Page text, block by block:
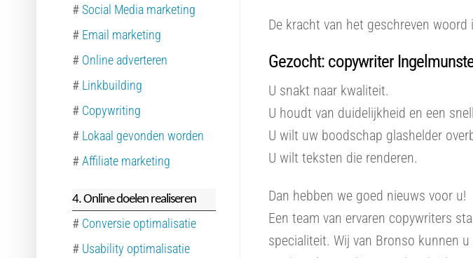
De kracht van het geschreven
Gezocht: copywriter
U snakt naar kwaliteit.
U houdt van duidelijkheid en een
U wilt uw boodschap glashelder
U wilt teksten die renderen.
Dan hebben we goed nieuws voor u!
Een team van ervaren copywriters
specialiteit. Wij van Bronso kunnen
#Social Media marketing
# Email marketing
# Online adverteren
# Linkbuilding
# Copywriting
# Lokaal gevonden worden
#Affiliate marketing
4. Online doelen realiseren
# Conversie optimalisatie
# Usability optimalisatie